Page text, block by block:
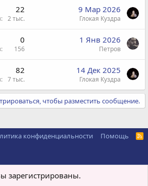
22
2 тыс.
9 Мар 2026
Глокая Куздра
0
156
1 Янв 2026
Петров
82
7 тыс.
14 Дек 2025
Глокая Куздра
чтобы разместить сообщение.
конфиденциальности Помощь
R
зарегистрированы.